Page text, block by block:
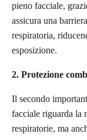
pieno facciale,
assicura una
respiratoria,
esposizione.
2. Protezione
Il secondo
facciale riguarda la
respiratorie, ma